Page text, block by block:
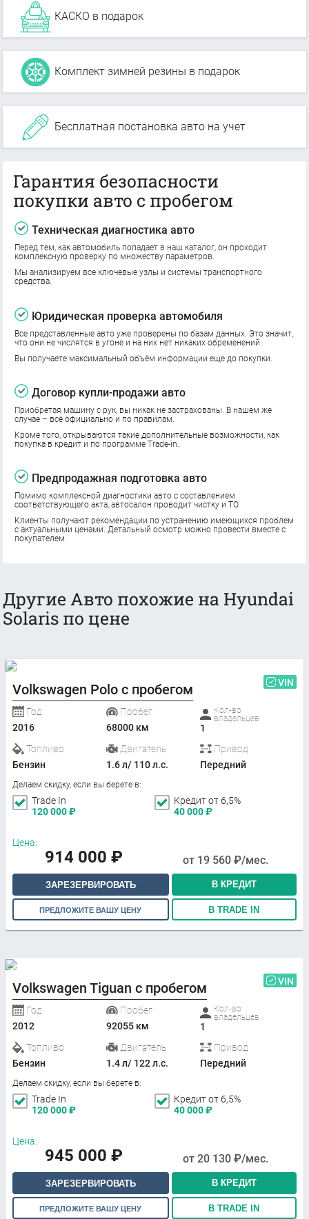
КАСКО в подарок
Комплект зимней резины в подарок
Бесплатная постановка авто на учет
Гарантия безопасности
покупки авто с пробегом
Техническая диагностика авто
Перед тем, как автомобиль попадает в наш каталог, он проходит
комплексную проверку по множеству параметров.
Мы анализируем все ключевые узлы и системы транспортного
средства.
Юридическая проверка автомобиля
Все представленные авто уже проверены по базам данных. Это значит,
что они не числятся в угоне и на них нет никаких обременений.
Вы получаете максимальный объём информации еще до покупки.
Договор купли-продажи авто
Приобретая машину с рук, вы никак не застрахованы. В нашем же
случае – всё официально и по правилам.
Кроме того, открываются такие дополнительные возможности, как
покупка в кредит и по программе Trade-in.
Предпродажная подготовка авто
Помимо комплексной диагностики авто с составлением
соответствующего акта, автосалон проводит чистку и ТО.
Клиенты получают рекомендации по устранению имеющихся проблем
с актуальными ценами. Детальный осмотр можно провести вместе с
покупателем.
Другие Авто похожие на Hyundai
Solaris по цене
Volkswagen Polo с пробегом VIN
Год
2016
Пробег
68000 км
Кол-во
владельцев
1
Топливо
Бензин
Двигатель
1.6 л/ 110 л.с.
Привод
Передний
Делаем скидку, если вы берете в:
Trade In
120 000₽
Кредит от 6,5%
40 000₽
Цена:
914 000 ₽ от 19 560 ₽/мес.
ЗАРЕЗЕРВИРОВАТЬ В КРЕДИТ
ПРЕДЛОЖИТЕ ВАШУ ЦЕНУ В TRADE IN
Volkswagen Tiguan с пробегом VIN
Год
2012
Пробег
92055 км
Кол-во
владельцев
1
Топливо
Бензин
Двигатель
1.4 л/ 122 л.с.
Привод
Передний
Делаем скидку, если вы берете в:
Trade In
120 000₽
Кредит от 6,5%
40 000₽
Цена:
945 000 ₽ от 20 130 ₽/мес.
ЗАРЕЗЕРВИРОВАТЬ В КРЕДИТ
ПРЕДЛОЖИТЕ ВАШУ ЦЕНУ В TRADE IN